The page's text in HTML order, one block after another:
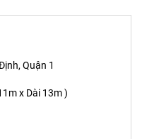
Quận 1
x Dài 13m )